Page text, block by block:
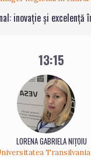
inovație și
13:15
LORENA GABRIELA NIȚOIU
Transilvania